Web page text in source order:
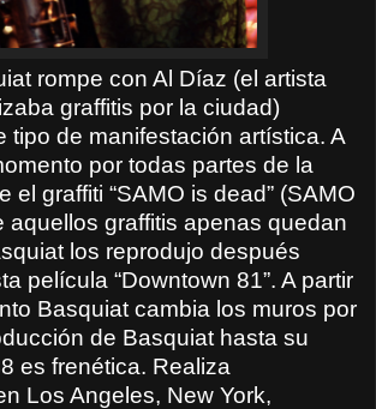
rompe con Al Díaz (el artista
graffitis por la ciudad)
tipo de manifestación artística. A
por todas partes de la
el graffiti “SAMO is dead” (SAMO
aquellos graffitis apenas quedan
los reprodujo después
película “Downtown 81”. A partir
Basquiat cambia los muros por
de Basquiat hasta su
es frenética. Realiza
Los Angeles, New York,